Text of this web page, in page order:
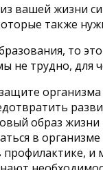
вашей жизни
также
то
не трудно,
образ
в
и